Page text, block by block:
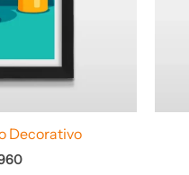
Decorativo